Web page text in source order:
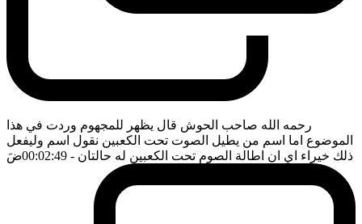
رحمه الله صاحب الحوش قال يظهر للمجهوم وردت في هذا
الموضوع اما اسم من يطيل الصوت تحت الكعبين نقول اسم وليفعل
ذلك خيراء اي ان اطالة الصوم تحت الكعبين له حالتان - 00:02:49 ضَ